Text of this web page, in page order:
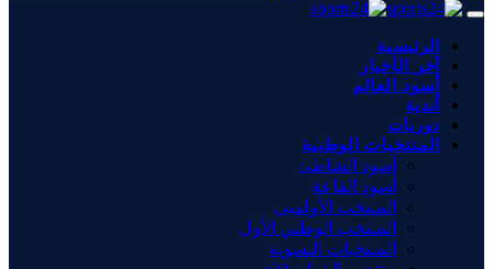
الرئيسية
آخر الأخبار
أسود العالم
أندية
دوريات
المنتخبات الوطنية
أسود الشاطئ
أسود القاعة
المنتخب الأولمبي
المنتخب الوطني الأول
المنتخبات النسوية